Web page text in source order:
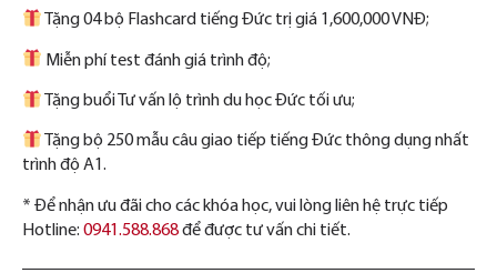
Tặng 04 bộ Flashcard tiếng Đức trị giá 1,600,000 VNĐ;
Miễn phí test đánh giá trình độ;
Tặng buổi Tư vấn lộ trình du học Đức tối ưu;
Tặng bộ 250 mẫu câu giao tiếp tiếng Đức thông dụng nhất
trình độ A1.
* Để nhận ưu đãi cho các khóa học, vui lòng liên hệ trực tiếp
Hotline: 0941.588.868để được tư vấn chi tiết.